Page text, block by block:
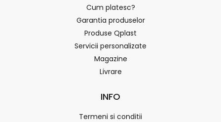
Cum platesc?
Garantia produselor
Produse Qplast
Servicii personalizate
Magazine
Livrare
INFO
Termeni si conditii